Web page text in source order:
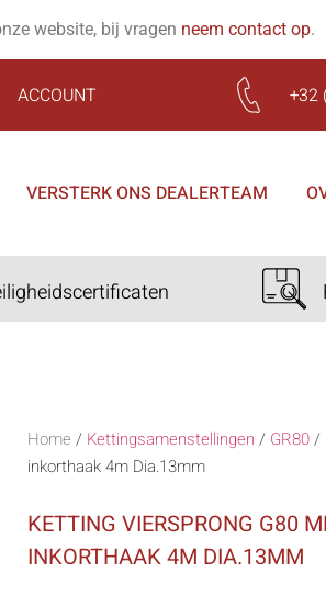
website, bij vragen neem contact op.
ACCOUNT +32
VERSTERK ONS DEALERTEAM
Home / Kettingsamenstellingen / GR80/
inkorthaak 4m Dia.13mm
KETTING VIERSPRONG G80
INKORTHAAK 4M DIA.13MM